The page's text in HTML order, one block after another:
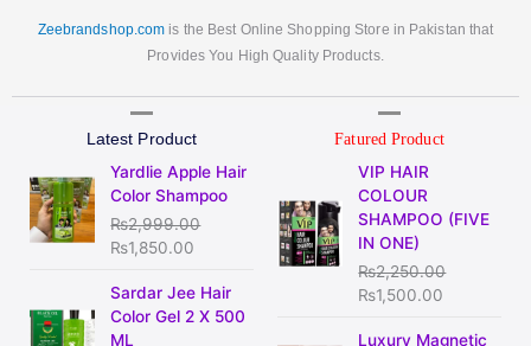
Zeebrandshop.com is the Best Online Shopping Store in Pakistan that
Provides You High Quality Products.
Latest Product
Yardlie Apple Hair
Color Shampoo
₨2,999.00
Original
price
was:
₨2,999.00.
₨1,850.00
Current
price
is:
₨1,850.00.
Sardar Jee Hair
Color Gel 2 X 500
ML
price
was:
Current
price
is:
Fatured Product
VIP HAIR
COLOUR
SHAMPOO (FIVE
IN ONE)
₨2,250.00
price
was:
₨2,250.00.
₨1,500.00
is:
Luxury Magnetic
Current